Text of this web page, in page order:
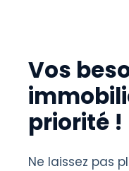
Vos
priorité !
Ne laissez pas